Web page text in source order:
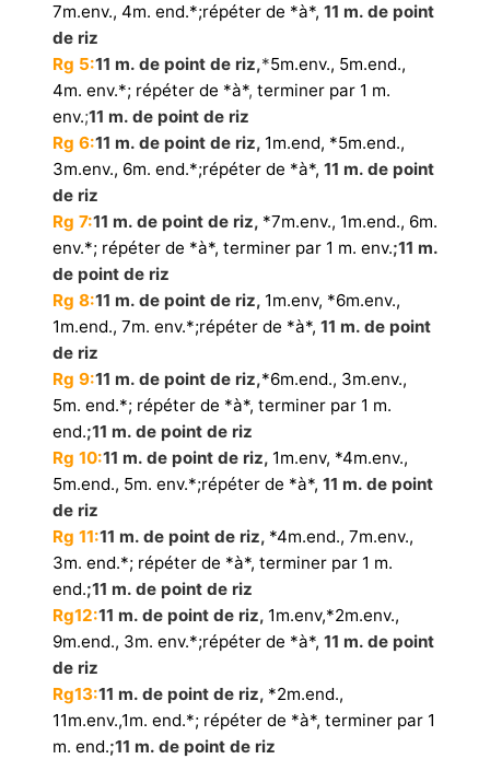
7m.env., 4m. end.*;répéter de *à*, 11 m. de point
de riz
Rg 5:11 m. de point de riz,*5m.env., 5m.end.,
4m. env.*; répéter de *à*, terminer par 1 m.
env.;11 m. de point de riz
Rg 6:11 m. de point de riz, 1m.end, *5m.end.,
3m.env., 6m. end.*;répéter de *à*, 11 m. de point
de riz
Rg 7:11 m. de point de riz, *7m.env., 1m.end., 6m.
env.*; répéter de *à*, terminer par 1 m. env.;11 m.
de point de riz
Rg 8:11 m. de point de riz, 1m.env, *6m.env.,
1m.end., 7m. env.*;répéter de *à*, 11 m. de point
de riz
Rg 9:11 m. de point de riz,*6m.end., 3m.env.,
5m. end.*; répéter de *à*, terminer par 1 m.
end.;11 m. de point de riz
Rg 10:11 m. de point de riz, 1m.env, *4m.env.,
5m.end., 5m. env.*;répéter de *à*, 11 m. de point
de riz
Rg 11:11 m. de point de riz, *4m.end., 7m.env.,
3m. end.*; répéter de *à*, terminer par 1 m.
end.;11 m. de point de riz
Rg12:11 m. de point de riz, 1m.env,*2m.env.,
9m.end., 3m. env.*;répéter de *à*, 11 m. de point
de riz
Rg13:11 m. de point de riz, *2m.end.,
11m.env.,1m. end.*; répéter de *à*, terminer par 1
m. end.;11 m. de point de riz